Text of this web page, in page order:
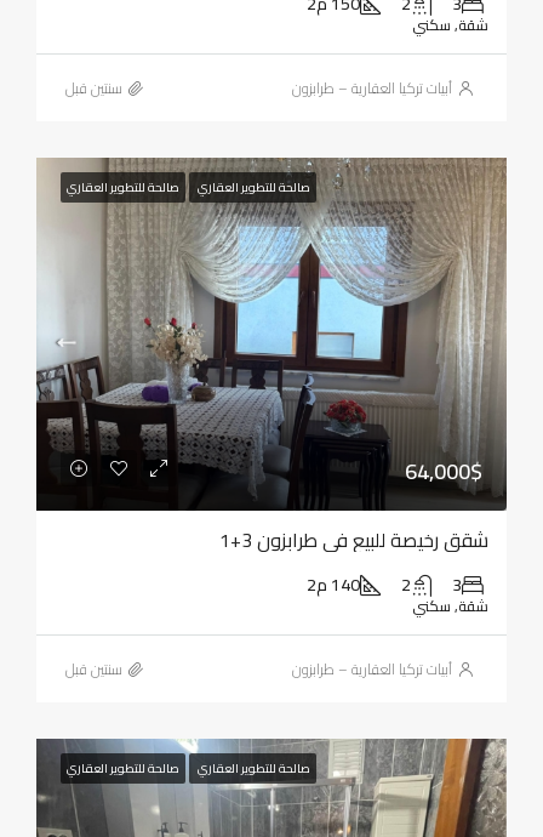
شقة, سكني
أبيات تركيا العقارية – طرابزون ‏سنتين قبل
صالحة للتطوير العقاري صالحة للتطوير العقاري
64,000$
شقق رخيصة للبيع في طرابزون 3+1
3
2 140 م2
شقة, سكني
أبيات تركيا العقارية – طرابزون ‏سنتين قبل
صالحة للتطوير العقاري صالحة للتطوير العقاري